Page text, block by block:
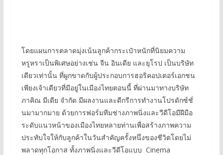
โดยแผนการตลาดมุ่งเน้นลูกค้ากระเป๋าหนักที่นิยมความ
หรูหราเป็นพิเศษอย่างเช่น จีน อินเดีย และยุโรป เป็นบริษัท
เดียวเท่านั้น ที่ผูกขาดกับผู้ประกอบการฮอริคอปเตอร์เอกชน
เพียงเจ้าเดียวที่มีอยู่ในเมืองไทยตอนนี้ ที่ผ่านมาทางบริษัท
ภาคิณ มีเดีย จำกัด มีผลงานและดีกรีการทำงานโปรดักซ์ชั่
นมามากมาย ด้วยการฟอร์มทีมช่างภาพนิ่งและวีดีโอมีฝีมือ
ระดับแนวหน้าของเมืองไทยหลายท่านเพื่อสร้างภาพความ
ประทับใจให้กับลูกค้าในวันสำคัญครั้งหนึ่งของชีวิตโดยไม่
พลาดทุกโอกาส ทั้งภาพนิ่งและวีดีโอแบบ Cinema